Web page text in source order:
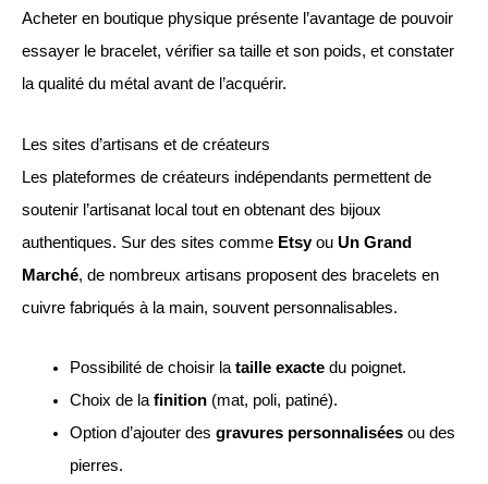
Acheter en boutique physique présente l’avantage de pouvoir
essayer le bracelet, vérifier sa taille et son poids, et constater
la qualité du métal avant de l’acquérir.
Les sites d’artisans et de créateurs
Les plateformes de créateurs indépendants permettent de
soutenir l’artisanat local tout en obtenant des bijoux
authentiques. Sur des sites comme Etsyou Un Grand
Marché, de nombreux artisans proposent des bracelets en
cuivre fabriqués à la main, souvent personnalisables.
Possibilité de choisir lataille exactedu poignet.
Choix de lafinition(mat, poli, patiné).
Option d’ajouter des gravures personnaliséesou des
pierres.